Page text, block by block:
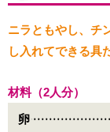
ニラともやし、チ
し入れてできる具
材料（2人分）
卵